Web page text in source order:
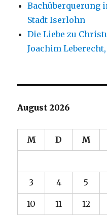
Bachüberquerung
Stadt Iserlohn
Die Liebe zu
Joachim
August 2026
M D M
3 4 5
10 11 12